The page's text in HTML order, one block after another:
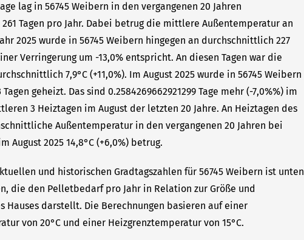
lag in 56745 Weibern in den vergangenen 20 Jahren
Tagen pro Jahr. Dabei betrug die mittlere Außentemperatur an
2025 wurde in 56745 Weibern hingegen an durchschnittlich 227
Verringerung um -13,0% entspricht. An diesen Tagen war die
7,9°C (+11,0%). Im August 2025 wurde in 56745 Weibern
geheizt. Das sind 0.2584269662921299 Tage mehr (-7,0%%) im
3 Heiztagen im August der letzten 20 Jahre. An Heiztagen des
Außentemperatur in den vergangenen 20 Jahren bei
August 2025 14,8°C (+6,0%) betrug.
und historischen Gradtagszahlen für 56745 Weibern ist unten
die den Pelletbedarf pro Jahr in Relation zur Größe und
Hauses darstellt. Die Berechnungen basieren auf einer
von 20°C und einer Heizgrenztemperatur von 15°C.